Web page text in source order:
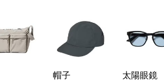
帽子 太陽眼鏡